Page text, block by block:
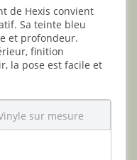
de Hexis convient
Sa teinte bleu
et profondeur.
finition
la pose est facile et
sur mesure